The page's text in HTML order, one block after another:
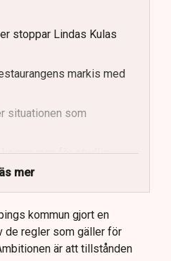
stoppar Lindas Kulas
markis med
situationen som
för otydlig
regler för
för
mer
kommun gjort en
de regler som gäller för
är att tillstånden